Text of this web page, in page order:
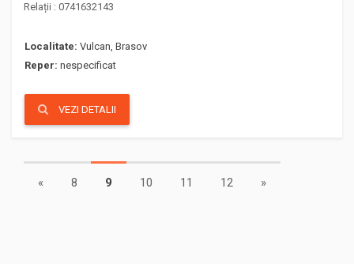
Relații : 0741632143
Localitate: Vulcan, Brasov
Reper: nespecificat
VEZI DETALII
« 8 9 10 11 12 »